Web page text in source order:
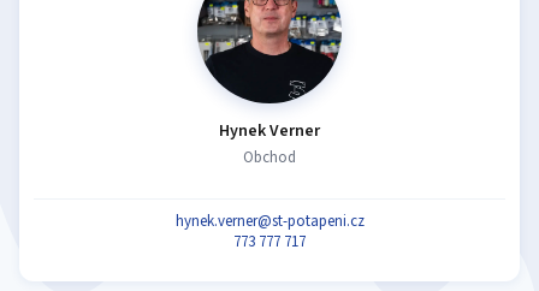
Hynek Verner
Obchod
hynek.verner@st-potapeni.cz
773 777 717